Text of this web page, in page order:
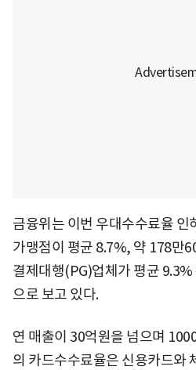
금융위는 이번 우대수수료율 인
가맹점이 평균 8.7%, 약 178만
결제대행(PG)업체가 평균
으로 보고 있다.
연 매출이 30억원을 넘으며
의 카드수수료율은 신용카드와